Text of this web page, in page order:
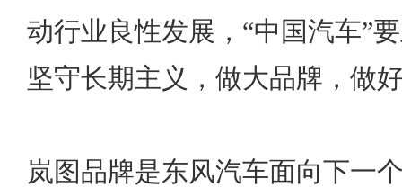
动行业良性发展，“中国汽车”
坚守长期主义，做大品牌，做
岚图品牌是东风汽车面向下一